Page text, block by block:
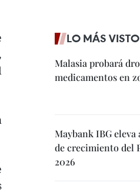
LO MÁS VISTO
Malasia probará
medicamentos en
Maybank IBG eleva
de crecimiento del
2026